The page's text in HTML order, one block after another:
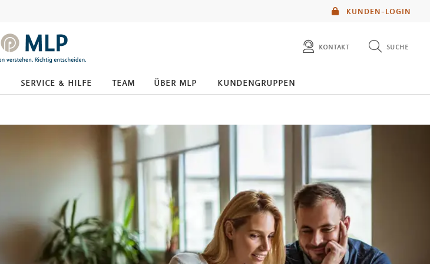
KUNDEN-LOGIN
kontakt suche
diese website durchsuchen
service & hilfe team über mlp kundengruppen